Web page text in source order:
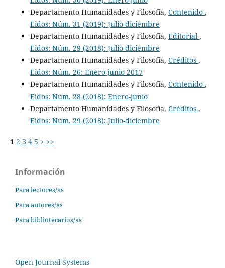
Departamento Humanidades y Filosofía, Contenido ,
Eidos: Núm. 31 (2019): Julio-diciembre
Departamento Humanidades y Filosofía, Editorial ,
Eidos: Núm. 29 (2018): Julio-diciembre
Departamento Humanidades y Filosofía, Créditos ,
Eidos: Núm. 26: Enero-junio 2017
Departamento Humanidades y Filosofía, Contenido ,
Eidos: Núm. 28 (2018): Enero-junio
Departamento Humanidades y Filosofía, Créditos ,
Eidos: Núm. 29 (2018): Julio-diciembre
1 2 3 4 5 > >>
Información
Para lectores/as
Para autores/as
Para bibliotecarios/as
Open Journal Systems